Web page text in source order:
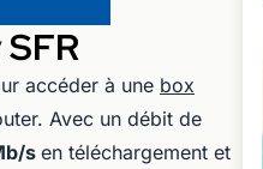
accéder à une box
Avec un débit de
sen téléchargement et